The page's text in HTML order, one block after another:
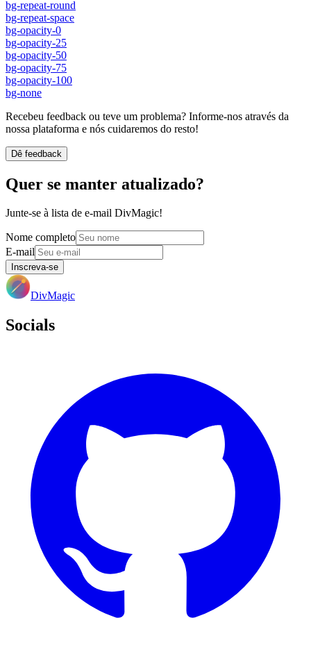
bg-repeat-round
bg-repeat-space
bg-opacity-0
bg-opacity-25
bg-opacity-50
bg-opacity-75
bg-opacity-100
bg-none
Recebeu feedback ou teve um problema? Informe-nos através da
nossa plataforma e nós cuidaremos do resto!
Dê feedback
Quer se manter atualizado?
Junte-se à lista de e-mail DivMagic!
Nome completo
E-mail
Inscreva-se
DivMagic
Socials